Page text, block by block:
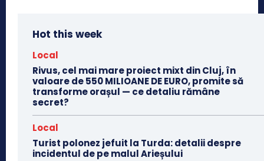
Hot this week
Local
Rivus, cel mai mare proiect mixt din Cluj, în
valoare de 550 MILIOANE DE EURO, promite să
transforme orașul — ce detaliu rămâne
secret?
Local
Turist polonez jefuit la Turda: detalii despre
incidentul de pe malul Arieșului